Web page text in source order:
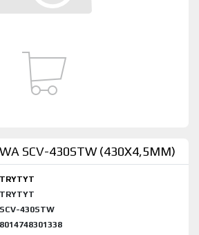
SCV-430STW (430X4,5MM)
TRYTYT
TRYTYT
SCV-430STW
8014748301338